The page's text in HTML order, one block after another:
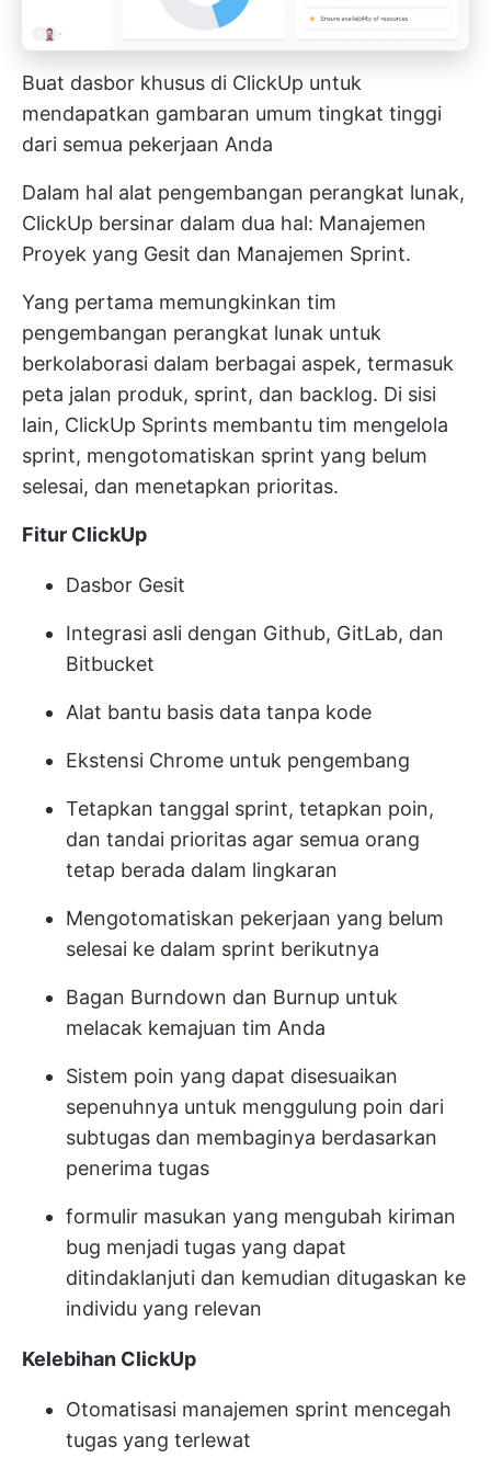
Buat dasbor khusus di ClickUp untuk
mendapatkan gambaran umum tingkat tinggi
dari semua pekerjaan Anda
Dalam hal alat pengembangan perangkat lunak,
ClickUp bersinar dalam dua hal: Manajemen
Proyek yang Gesit dan Manajemen Sprint.
Yang pertama memungkinkan tim
pengembangan perangkat lunak untuk
berkolaborasi dalam berbagai aspek, termasuk
peta jalan produk, sprint, dan backlog. Di sisi
lain, ClickUp Sprints membantu tim mengelola
sprint, mengotomatiskan sprint yang belum
selesai, dan menetapkan prioritas.
Fitur ClickUp
Dasbor Gesit
Integrasi asli dengan Github, GitLab, dan
Bitbucket
Alat bantu basis data tanpa kode
Ekstensi Chrome untuk pengembang
Tetapkan tanggal sprint, tetapkan poin,
dan tandai prioritas agar semua orang
tetap berada dalam lingkaran
Mengotomatiskan pekerjaan yang belum
selesai ke dalam sprint berikutnya
Bagan Burndown dan Burnup untuk
melacak kemajuan tim Anda
Sistem poin yang dapat disesuaikan
sepenuhnya untuk menggulung poin dari
subtugas dan membaginya berdasarkan
penerima tugas
formulir masukan yang mengubah kiriman
bug menjadi tugas yang dapat
ditindaklanjuti dan kemudian ditugaskan ke
individu yang relevan
Kelebihan ClickUp
Otomatisasi manajemen sprint mencegah
tugas yang terlewat